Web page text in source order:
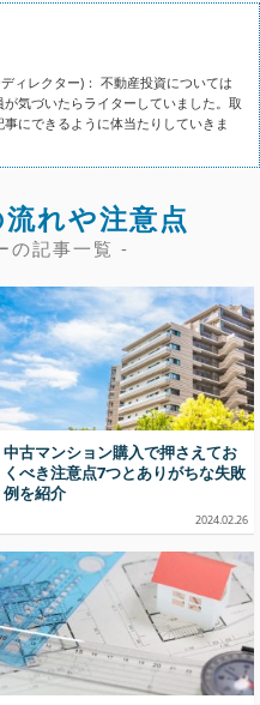
ィレクター)： 不動産投資については
気づいたらライターしていました。取
にできるように体当たりしていきま
れや注意点
の記事一覧 -
中古マンション購入で押さえてお
くべき注意点7つとありがちな失敗
例を紹介
2024.02.26